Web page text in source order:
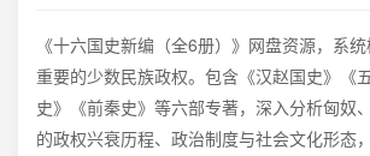
《十六国史新编（全6册）》网盘资源，系
重要的少数民族政权。包含《汉赵国史》《
史》《前秦史》等六部专著，深入分析匈奴
的政权兴衰历程、政治制度与社会文化形态